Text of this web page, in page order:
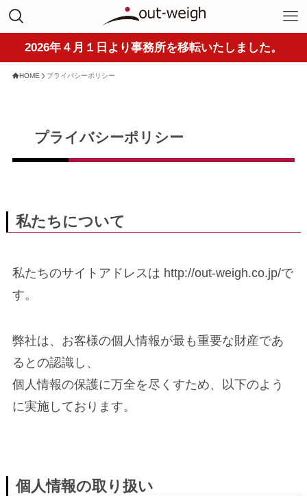
2026年４月１日より事務所を移転いたしました。
HOME プライバシーポリシー
プライバシーポリシー
私たちについて
私たちのサイトアドレスは http://out-weigh.co.jp/で
す。
弊社は、お客様の個人情報が最も重要な財産であ
るとの認識し、
個人情報の保護に万全を尽くすため、以下のよう
に実施しております。
個人情報の取り扱い